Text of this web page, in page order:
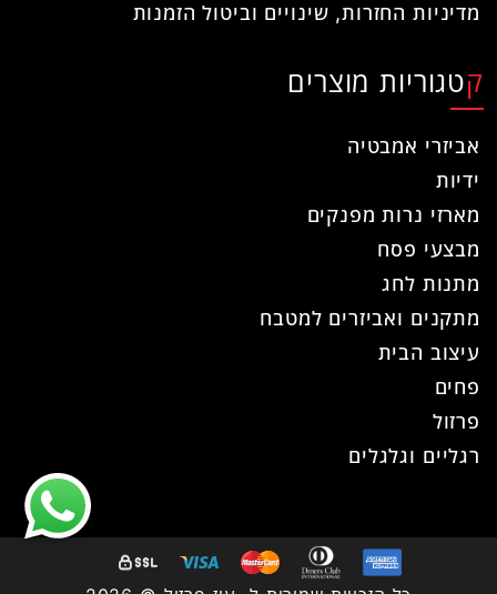
מדיניות החזרות, שינויים וביטול הזמנות
קטגוריות מוצרים
אביזרי אמבטיה
ידיות
מארזי נרות מפנקים
מבצעי פסח
מתנות לחג
מתקנים ואביזרים למטבח
עיצוב הבית
פחים
פרזול
רגליים וגלגלים